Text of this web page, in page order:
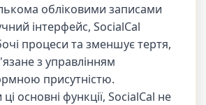
обліковими записами
інтерфейс, SocialCal
процеси та зменшує тертя,
з управлінням
присутністю.
основні функції, SocialCal не